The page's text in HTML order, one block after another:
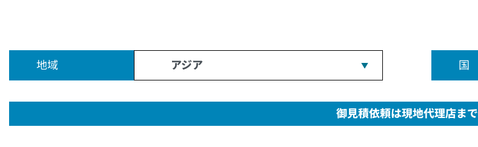
地域 アジア 国
御見積依頼は現地代理店まで